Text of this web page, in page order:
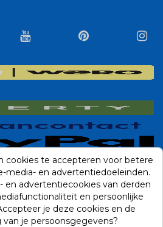
cookies te accepteren voor betere
media- en advertentiedoeleinden.
en advertentiecookies van derden
en persoonlijke
je deze cookies en de
je persoonsgegevens?